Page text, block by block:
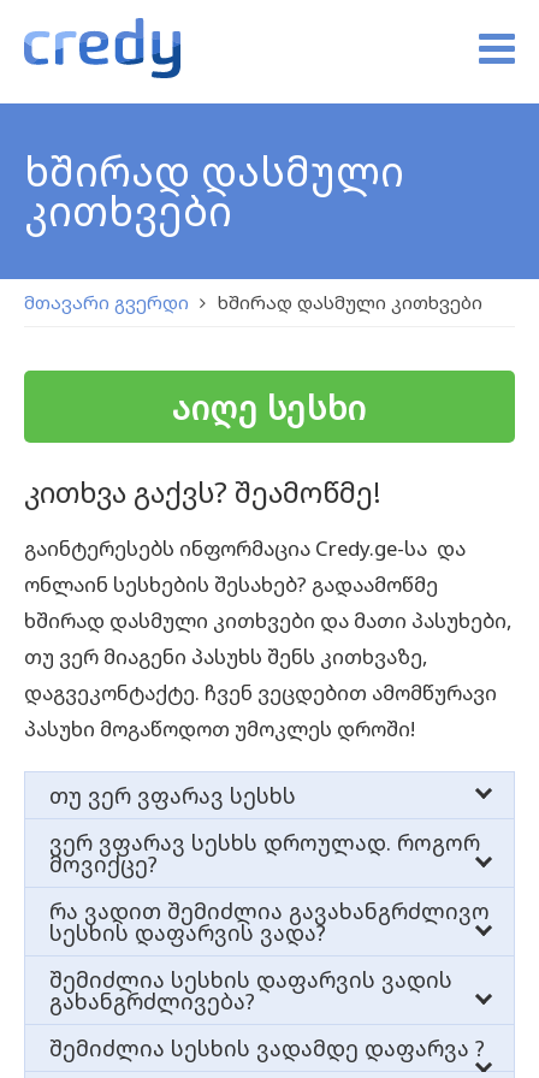
ხშირად დასმული
კითხვები
მთავარი გვერდი ხშირად დასმული კითხვები
აიღე სესხი
კითხვა გაქვს? შეამოწმე!
გაინტერესებს ინფორმაცია Credy.ge-სა და
ონლაინ სესხების შესახებ? გადაამოწმე
ხშირად დასმული კითხვები და მათი პასუხები,
თუ ვერ მიაგენი პასუხს შენს კითხვაზე,
დაგვეკონტაქტე. ჩვენ ვეცდებით ამომწურავი
პასუხი მოგაწოდოთ უმოკლეს დროში!
თუ ვერ ვფარავ სესხს
თუ ვერ ფარავ სესხს, დროულად შეატყობინე
ამის შესახებ სესხის გამცემ საკრედიტო
კომპანიას. შენი, როგორც მსესხებელის
ვალდებულების შესრულების
დაგვიანებისთვის შესაძლოა მოხვდე ურჩ
გადამხდელთა სიაში და დაგეკისროს
დამატებითი გადასახადები.
ვერ ვფარავ სესხს დროულად. როგორ
მოვიქცე?
დაუყოვნებლიც აცნობე სესხის გამცემ
კომპანიას ამის შესახებ. შესაძლოა მან
ვალდებულების დაფარვის სხვა ვადა
შემოგთავაზოს. ეს უკანასკნელი დაგაკისრებს
დამატებით გადასახადს, რომელიც 7-დან 150₾
რა ვადით შემიძლია გავახანგრძლივო
სესხის დაფარვის ვადა?
ეს დამოკიდებულია სესხის გამცემი
კომპანიის პირობებზე, თუმცა, როგორც წესი,
სესხის დაფარვისგადავადებაერთ თვემდეა
შემიძლია სესხის დაფარვის ვადის
გახანგრძლივება?
დიახ! დაუკავშირდი სესხის გამცემ კომპანიას
შემიძლია სესხის ვადამდე დაფარვა ?